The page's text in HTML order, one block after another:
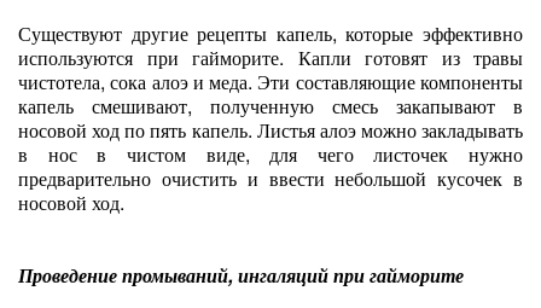
Существуют другие рецепты капель, которые эффективно
используются при гайморите. Капли готовят из травы
чистотела, сока алоэ и меда. Эти составляющие компоненты
капель смешивают, полученную смесь закапывают в
носовой ход по пять капель. Листья алоэ можно закладывать
в нос в чистом виде, для чего листочек нужно
предварительно очистить и ввести небольшой кусочек в
носовой ход.
Проведение промываний, ингаляций при гайморите